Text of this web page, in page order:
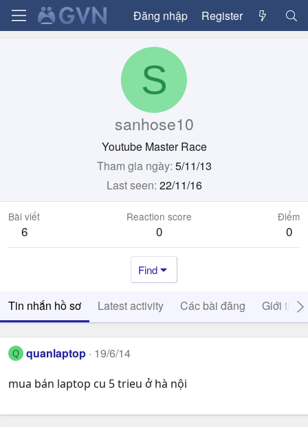
Đăng nhập Register
S
sanhose10
Youtube Master Race
Tham gia ngày 5/11/13
Last seen 22/11/16
Bài viết
6
Reaction score
0
Điểm
0
Find
Tin nhắn hồ sơ Latest activity Các bài đăng Giới thiệu
Q quanlaptop 19/6/14
mua bán laptop cu 5 trieu ở hà nội